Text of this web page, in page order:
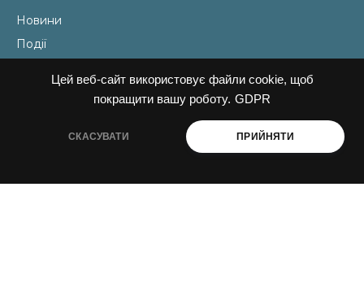
Цей веб-сайт використовує файли cookie, щоб
покращити вашу роботу. GDPR
СКАСУВАТИ ПРИЙНЯТИ
Новини
Події
Наші ініціативи